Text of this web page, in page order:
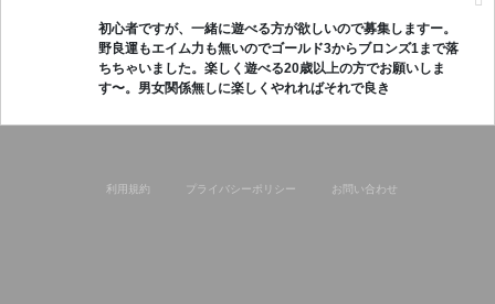
初心者ですが、一緒に遊べる方が欲しいので募集しますー。
野良運もエイム力も無いのでゴールド3からブロンズ1まで落
ちちゃいました。楽しく遊べる20歳以上の方でお願いしま
す〜。男女関係無しに楽しくやれればそれで良き
利用規約 プライバシーポリシー お問い合わせ